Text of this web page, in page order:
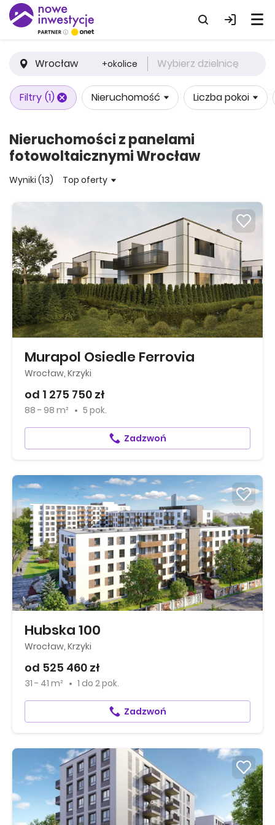
Wrocław +okolice Wybierz dzielnicę
Filtry (1) Nieruchomość Liczba pokoi
Nieruchomości z panelami
fotowoltaicznymi Wrocław
Wyniki (13) Top oferty
Murapol Osiedle Ferrovia
Wrocław, Krzyki
od 1 275 750 zł
88 - 98 m² 5 pok.
Zadzwoń
Hubska 100
Wrocław, Krzyki
od 525 460 zł
31 - 41 m² 1 do 2 pok.
Zadzwoń